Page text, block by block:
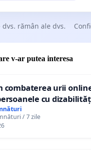
rutiere cu animale
familiile care și-
și șoferii la situații
dvs. rămân ale dvs.
v-ar putea interesa
combaterea urii
cu
/ 7 zile